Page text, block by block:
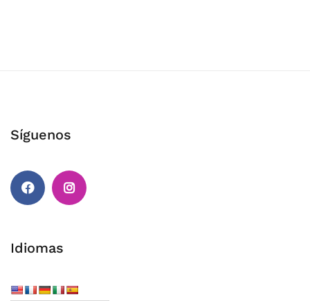
Síguenos
Idiomas